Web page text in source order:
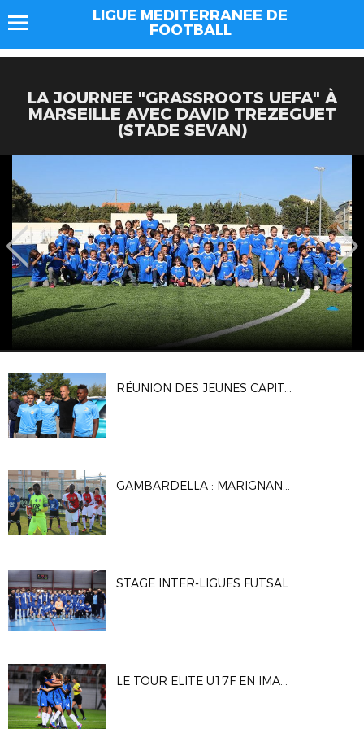
LIGUE MEDITERRANEE DE
FOOTBALL
LA JOURNEE "GRASSROOTS UEFA" À
MARSEILLE AVEC DAVID TREZEGUET
(STADE SEVAN)
RÉUNION DES JEUNES CAPITAINES MÉDITERRANÉENS
GAMBARDELLA : MARIGNANE GIGNAC FC / AS MONACO
STAGE INTER-LIGUES FUTSAL
LE TOUR ELITE U17F EN IMAGES